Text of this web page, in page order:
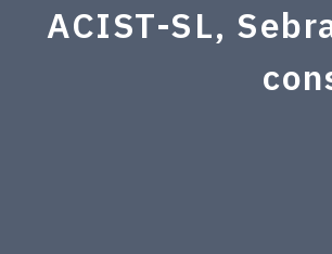
ACIST-SL,